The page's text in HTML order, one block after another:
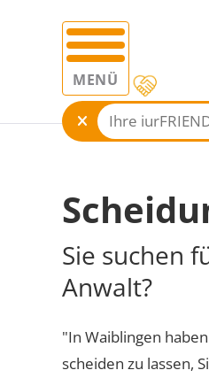
MENÜ
Sie suchen
Anwalt?
"In Waiblingen
scheiden zu lassen,